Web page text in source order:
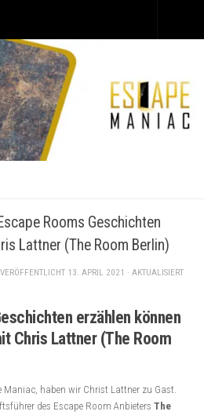
Rooms Geschichten
Lattner (The Room Berlin)
VERÖFFENTLICHT 13. APRIL 2021 · AKTUALISIERT
erzählen können
Chris Lattner (The Room
haben wir Christ Lattner zu Gast.
des Escape Room Anbieters The